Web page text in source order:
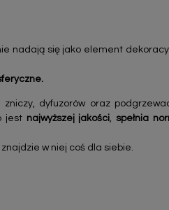
nadają się jako element
dyfuzorów oraz
jest najwyższej jakości,spełnia
w niej coś dla siebie.